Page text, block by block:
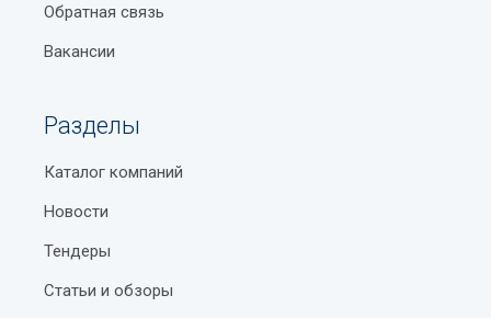
Обратная связь
Вакансии
Разделы
Каталог компаний
Новости
Тендеры
Статьи и обзоры